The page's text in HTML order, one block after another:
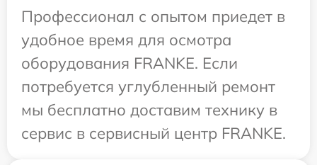
Профессионал с опытом приедет в
удобное время для осмотра
оборудования FRANKE. Если
потребуется углубленный ремонт
мы бесплатно доставим технику в
сервис в сервисный центр FRANKE.